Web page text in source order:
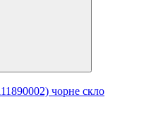
чорне скло